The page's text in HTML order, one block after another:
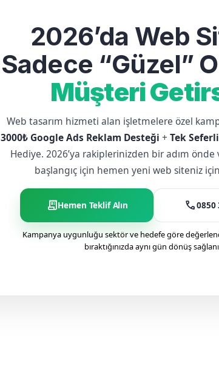
2026’da Web
Sadece “Güzel”
Müşteri
Web tasarım hizmeti alan işletmelere özel
3000₺ Google Ads Reklam Desteği +Tek
Hediye. 2026’ya rakiplerinizden bir adım
başlangıç için hemen yeni web siteniz
receipt_longHemen Teklif Alın call0850
Kampanya uygunluğu sektör ve hedefe göre
bıraktığınızda aynı gün dönüş